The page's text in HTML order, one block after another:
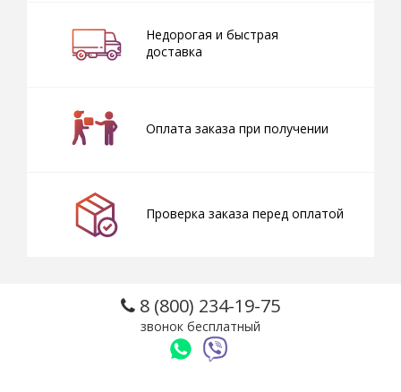
Недорогая и быстрая
доставка
Оплата заказа при получении
Проверка заказа перед оплатой
8 (800) 234-19-75
звонок бесплатный